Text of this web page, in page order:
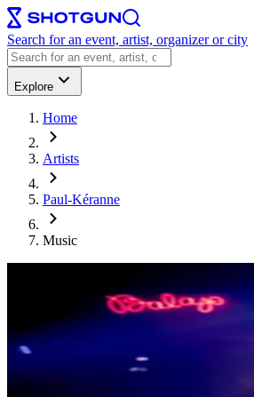
Search for an event, artist, organizer or city
Explore
Home
Artists
Paul-Kéranne
Music